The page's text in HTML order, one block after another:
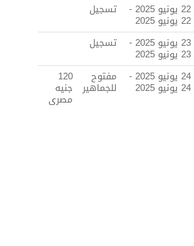
22 يونيو 2025 -
22 يونيو 2025
تسجيل
23 يونيو 2025 -
23 يونيو 2025
تسجيل
24 يونيو 2025 -
24 يونيو 2025
مفتوح
للجماهير
120
جنيه
مصرى